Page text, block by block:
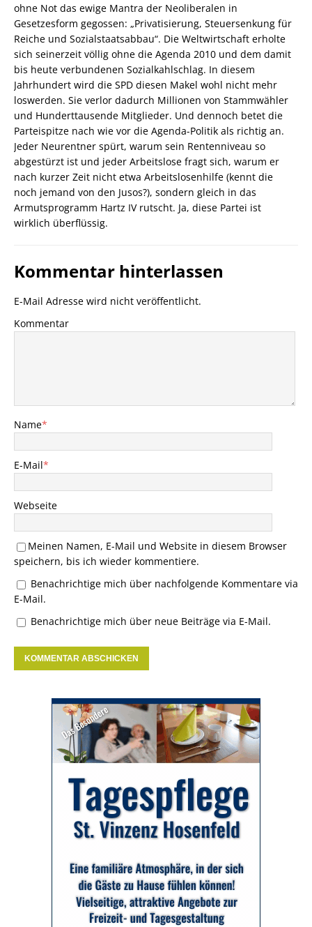
ohne Not das ewige Mantra der Neoliberalen in
Gesetzesform gegossen: „Privatisierung, Steuersenkung für
Reiche und Sozialstaatsabbau“. Die Weltwirtschaft erholte
sich seinerzeit völlig ohne die Agenda 2010 und dem damit
bis heute verbundenen Sozialkahlschlag. In diesem
Jahrhundert wird die SPD diesen Makel wohl nicht mehr
loswerden. Sie verlor dadurch Millionen von Stammwähler
und Hunderttausende Mitglieder. Und dennoch betet die
Parteispitze nach wie vor die Agenda-Politik als richtig an.
Jeder Neurentner spürt, warum sein Rentenniveau so
abgestürzt ist und jeder Arbeitslose fragt sich, warum er
nach kurzer Zeit nicht etwa Arbeitslosenhilfe (kennt die
noch jemand von den Jusos?), sondern gleich in das
Armutsprogramm Hartz IV rutscht. Ja, diese Partei ist
wirklich überflüssig.
Kommentar hinterlassen
E-Mail Adresse wird nicht veröffentlicht.
Kommentar
Name*
E-Mail*
Webseite
Meinen Namen, E-Mail und Website in diesem Browser
speichern, bis ich wieder kommentiere.
Benachrichtige mich über nachfolgende Kommentare via
E-Mail.
Benachrichtige mich über neue Beiträge via E-Mail.